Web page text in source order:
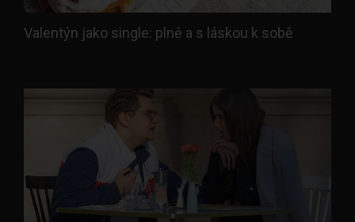
Valentýn jako single: plně a s láskou k sobě